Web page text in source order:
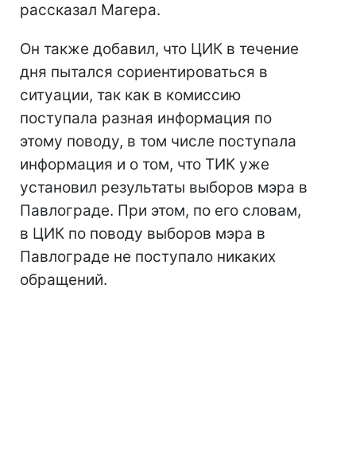
рассказал Магера.
Он также добавил, что ЦИК в течение
дня пытался сориентироваться в
ситуации, так как в комиссию
поступала разная информация по
этому поводу, в том числе поступала
информация и о том, что ТИК уже
установил результаты выборов мэра в
Павлограде. При этом, по его словам,
в ЦИК по поводу выборов мэра в
Павлограде не поступало никаких
обращений.